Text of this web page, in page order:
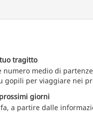
tragitto
medio di
gopili per viaggiare nei
giorni
a partire dalle